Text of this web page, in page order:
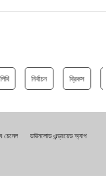
নির্বাচন ব্রিকস
চেনেল ডাউনলোড এন্ড্রয়েড অ্যাপ